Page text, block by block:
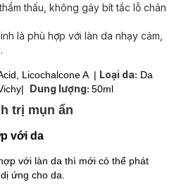
thấu, không gây bít tắc lỗ chân
là phù hợp với làn da nhạy cảm,
Licochalcone A | Loại da: Da
Dung lượng: 50ml
trị mụn ẩn
với da
với làn da thì mới có thể phát
ứng cho da.